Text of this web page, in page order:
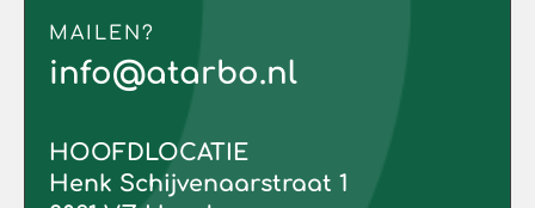
info@atarbo.nl
MAILEN?
HOOFDLOCATIE
Henk Schijvenaarstraat 1